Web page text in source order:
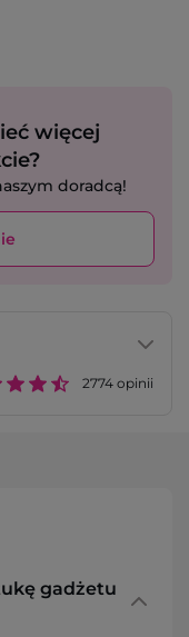
więcej
doradcą!
2774 opinii
gadżetu